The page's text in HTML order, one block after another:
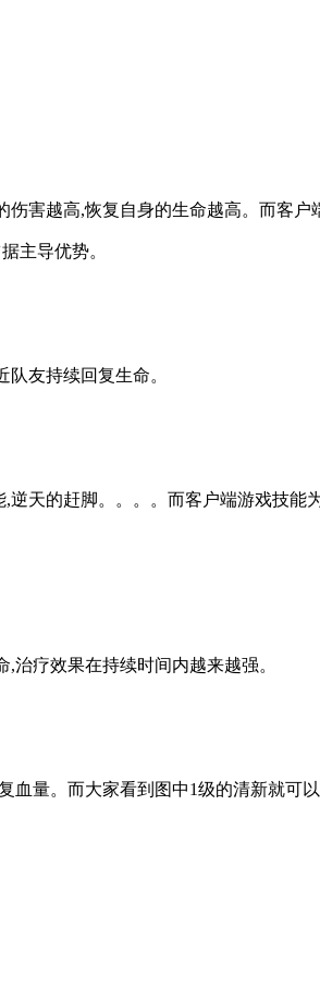
害越高,恢复自身的生命越高。而客
主导优势。
友持续回复生命。
天的赶脚。。。。而客户端游戏技能
治疗效果在持续时间内越来越强。
量。而大家看到图中1级的清新就可